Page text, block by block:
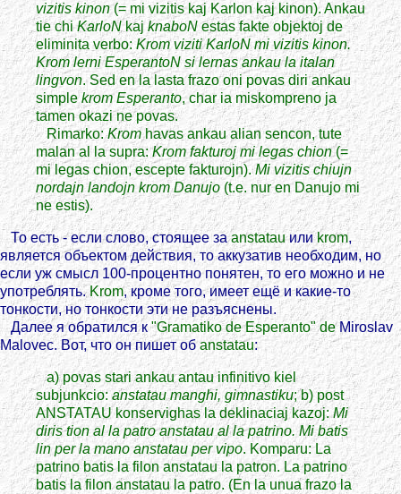
vizitis kinon(= mi vizitis kaj Karlon kaj kinon). Ankau
tie chiKarloNkajknaboNestas fakte objektoj de
eliminita verbo:Krom viziti KarloN mi vizitis kinon.
Krom lerni EsperantoN si lernas ankau la italan
lingvon. Sed en la lasta frazo oni povas diri ankau
simplekrom Esperanto, char ia miskompreno ja
tamen okazi ne povas.
Rimarko:Kromhavas ankau alian sencon, tute
malan al la supra:Krom fakturoj mi legas chion(=
mi legas chion, escepte fakturojn).Mi vizitis chiujn
nordajn landojn krom Danujo (t.e. nur en Danujo mi
ne estis).
То есть - если слово, стоящее заanstatauилиkrom,
является объектом действия, то аккузатив необходим, но
если уж смысл 100-процентно понятен, то его можно и не
употреблять.Krom, кроме того, имеет ещё и какие-то
тонкости, но тонкости эти не разъяснены.
Далее я обратился к"Gramatiko de Esperanto" deMiroslav
Malovec. Вот, что он пишет обanstatau:
a) povas stari ankau antau infinitivo kiel
subjunkcio:anstatau manghi, gimnastiku; b) post
ANSTATAU konservighas la deklinaciaj kazoj:Mi
diris tion al la patro anstatau al la patrino. Mi batis
lin per la mano anstatau per vipo. Komparu: La
patrino batis la filon anstatau la patron. La patrino
batis la filon anstatau la patro. (En la unua frazo la